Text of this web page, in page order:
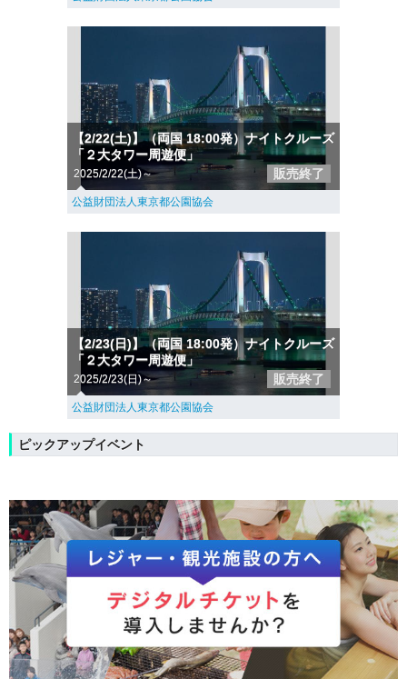
【2/22(土)】（両国 18:00発）ナイトクルーズ
「２大タワー周遊便」
2025/2/22(土)～ 販売終了
公益財団法人東京都公園協会
【2/23(日)】（両国 18:00発）ナイトクルーズ
「２大タワー周遊便」
2025/2/23(日)～ 販売終了
公益財団法人東京都公園協会
ピックアップイベント